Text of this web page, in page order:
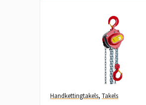
Handkettingtakels, Takels